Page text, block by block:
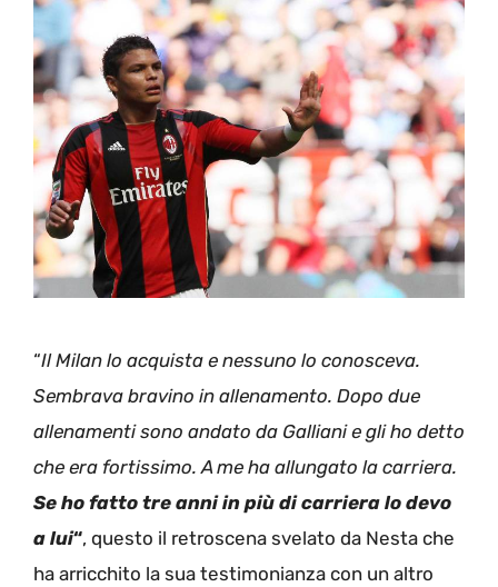
“Il Milan lo acquista e nessuno lo conosceva.
Sembrava bravino in allenamento. Dopo due
allenamenti sono andato da Galliani e gli ho detto
che era fortissimo. A me ha allungato la carriera.
Se ho fatto tre anni in più di carriera lo devo
a lui“, questo il retroscena svelato da Nesta che
ha arricchito la sua testimonianza con un altro